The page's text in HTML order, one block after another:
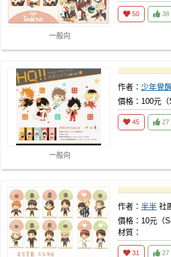
一般向
50 38
一般向
作者： 少年覺
價格：100元（
45 27
作者： 半半 社
價格：10元（
材質：
31 27